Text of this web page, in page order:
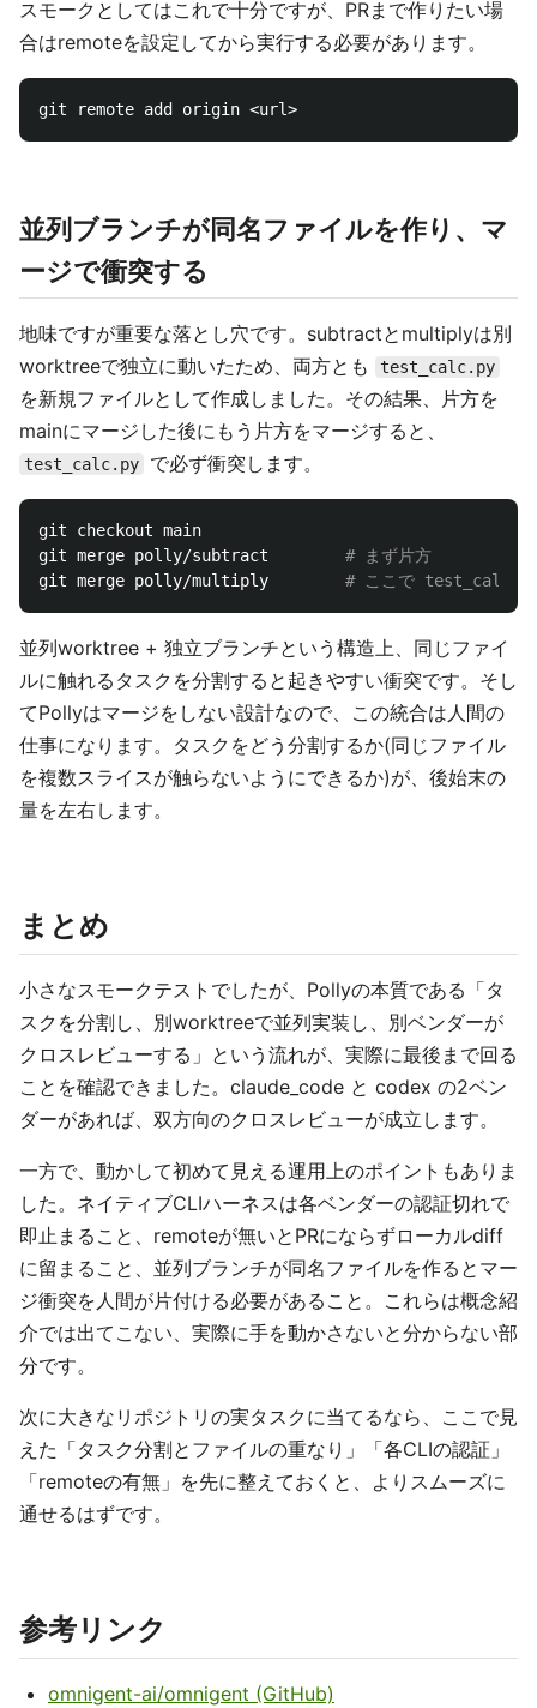
スモークとしてはこれで十分ですが、PRまで作りたい場
合はremoteを設定してから実行する必要があります。
並列ブランチが同名ファイルを作り、マ
ージで衝突する
地味ですが重要な落とし穴です。subtractとmultiplyは別
worktreeで独立に動いたため、両方とも
test_calc.py
を新規ファイルとして作成しました。その結果、片方を
mainにマージした後にもう片方をマージすると、
test_calc.py で必ず衝突します。
git checkout main
git merge polly/subtract # まず片方
git merge polly/multiply # ここで test_calc.py
並列worktree + 独立ブランチという構造上、同じファイ
ルに触れるタスクを分割すると起きやすい衝突です。そし
てPollyはマージをしない設計なので、この統合は人間の
仕事になります。タスクをどう分割するか(同じファイル
を複数スライスが触らないようにできるか)が、後始末の
量を左右します。
まとめ
小さなスモークテストでしたが、Pollyの本質である「タ
スクを分割し、別worktreeで並列実装し、別ベンダーが
クロスレビューする」という流れが、実際に最後まで回る
ことを確認できました。claude_code と codex の2ベン
ダーがあれば、双方向のクロスレビューが成立します。
一方で、動かして初めて見える運用上のポイントもありま
した。ネイティブCLIハーネスは各ベンダーの認証切れで
即止まること、remoteが無いとPRにならずローカルdiff
に留まること、並列ブランチが同名ファイルを作るとマー
ジ衝突を人間が片付ける必要があること。これらは概念紹
介では出てこない、実際に手を動かさないと分からない部
分です。
次に大きなリポジトリの実タスクに当てるなら、ここで見
えた「タスク分割とファイルの重なり」「各CLIの認証」
「remoteの有無」を先に整えておくと、よりスムーズに
通せるはずです。
参考リンク
omnigent-ai/omnigent (GitHub)